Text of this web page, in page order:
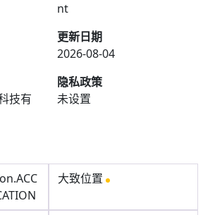
nt
更新日期
2026-08-04
技有
隐私政策
未设置
大致位置